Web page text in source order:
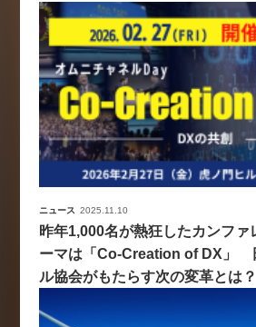
ニュース 2025.11.10
昨年1,000名が熱狂したカンファ
ーマは「Co-Creation of DX」
ル協会がもたらす次の変革とは？